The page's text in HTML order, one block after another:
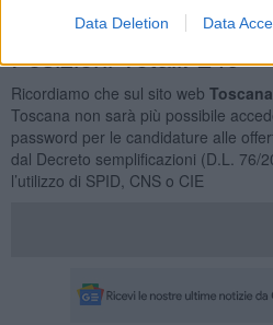
Data Deletion Data
Posizioni Totali: 249
Ricordiamo che sul sito web
Toscana non sarà più possibile
password per le candidature alle
dal Decreto semplificazioni (D.L. 76/
l’utilizzo di SPID, CNS o CIE